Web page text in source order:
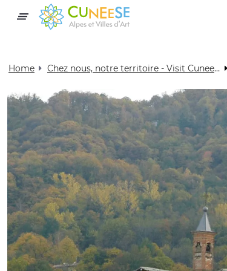
Home Chez nous, notre territoire - Visit Cuneese